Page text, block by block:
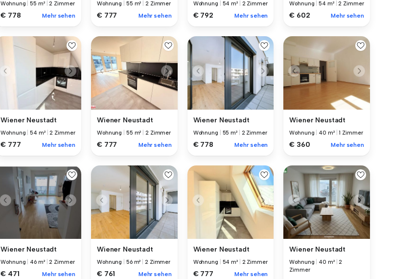
Wohnung |55 m² |2 Zimmer
€ 778 Mehr sehen
Wohnung 55 m² 2 Zimmer
€ 777 Mehr sehen
Wohnung 54 m² 2 Zimmer
€ 792 Mehr sehen
Wohnung |54 m² |2 Zimmer
€ 602 Mehr sehen
Wiener Neustadt
Wohnung |54 m² |2 Zimmer
€ 777 Mehr sehen
Wiener Neustadt
Wohnung 55 m² 2 Zimmer
€ 777 Mehr sehen
Wiener Neustadt
Wohnung 55 m² 2 Zimmer
€ 778 Mehr sehen
Wiener Neustadt
Wohnung 40 m² |1 Zimmer
€ 360 Mehr sehen
Wiener Neustadt
Wohnung 46 m² |2 Zimmer
€ 471 Mehr sehen
Wiener Neustadt
Wohnung 56 m² 2 Zimmer
€ 761 Mehr sehen
Wiener Neustadt
Wohnung 54 m² 2 Zimmer
€ 777 Mehr sehen
Wiener Neustadt
Wohnung 40 m² |2
Zimmer